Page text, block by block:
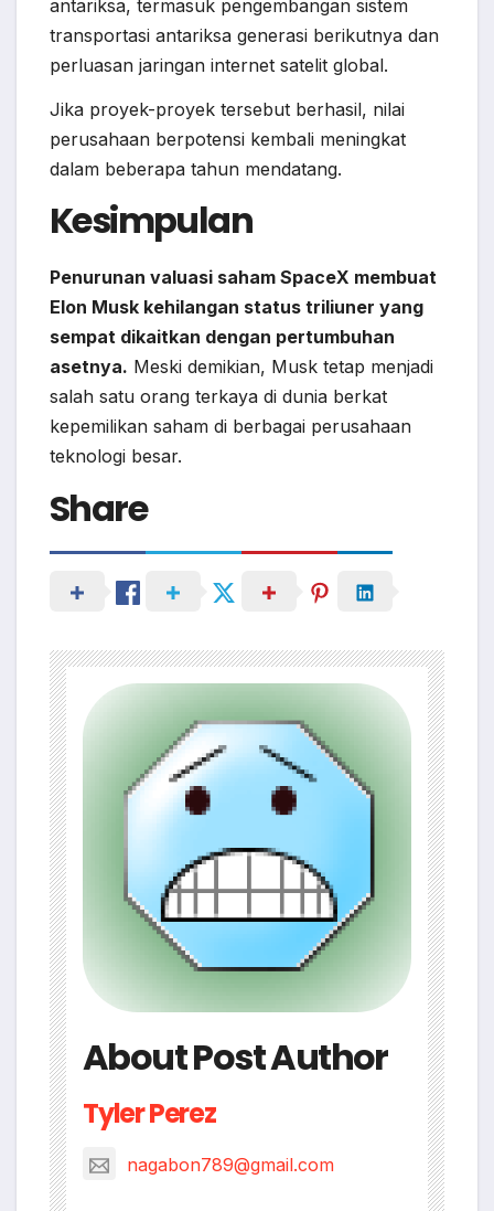
antariksa, termasuk pengembangan sistem
transportasi antariksa generasi berikutnya dan
perluasan jaringan internet satelit global.
Jika proyek-proyek tersebut berhasil, nilai
perusahaan berpotensi kembali meningkat
dalam beberapa tahun mendatang.
Kesimpulan
Penurunan valuasi saham SpaceX membuat
Elon Musk kehilangan status triliuner yang
sempat dikaitkan dengan pertumbuhan
asetnya. Meski demikian, Musk tetap menjadi
salah satu orang terkaya di dunia berkat
kepemilikan saham di berbagai perusahaan
teknologi besar.
Share
About Post Author
Tyler Perez
nagabon789@gmail.com